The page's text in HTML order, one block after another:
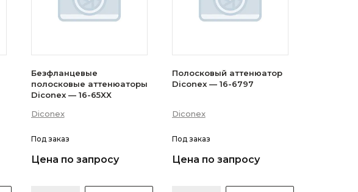
Безфланцевые
полосковые аттенюаторы
Diconex — 16-65XX
Diconex
Под заказ
Цена по запросу
Полосковый аттенюатор
Diconex — 16-6797
Diconex
Под заказ
Цена по запросу